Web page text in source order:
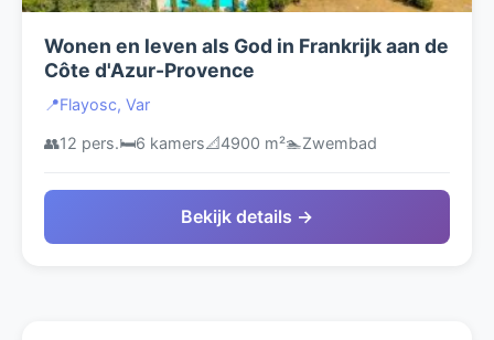
Wonen en leven als God in Frankrijk aan de
Côte d'Azur-Provence
📍Flayosc, Var
👥12 pers.🛏️6 kamers📐4900 m²🏊Zwembad
Bekijk details →